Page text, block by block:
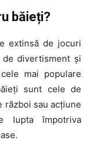
băieți?
extinsă de jocuri
divertisment și
mai populare
sunt cele de
război sau acțiune
lupta împotriva